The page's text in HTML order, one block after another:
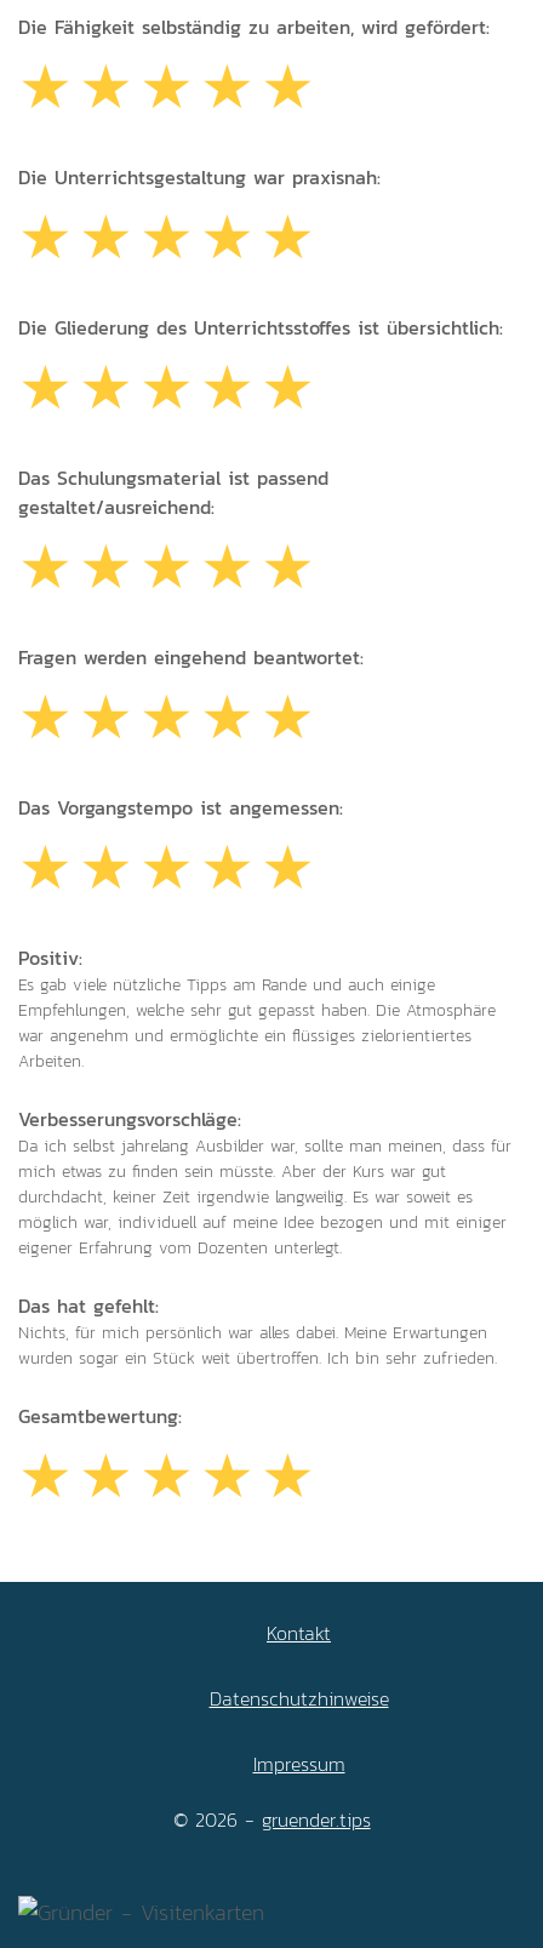
Die Fähigkeit selbständig zu arbeiten, wird gefördert:
Die Unterrichtsgestaltung war praxisnah:
Die Gliederung des Unterrichtsstoffes ist übersichtlich:
Das Schulungsmaterial ist passend
gestaltet/ausreichend:
Fragen werden eingehend beantwortet:
Das Vorgangstempo ist angemessen:
Positiv:
Es gab viele nützliche Tipps am Rande und auch einige
Empfehlungen, welche sehr gut gepasst haben. Die Atmosphäre
war angenehm und ermöglichte ein flüssiges zielorientiertes
Arbeiten.
Verbesserungsvorschläge:
Da ich selbst jahrelang Ausbilder war, sollte man meinen, dass für
mich etwas zu finden sein müsste. Aber der Kurs war gut
durchdacht, keiner Zeit irgendwie langweilig. Es war soweit es
möglich war, individuell auf meine Idee bezogen und mit einiger
eigener Erfahrung vom Dozenten unterlegt.
Das hat gefehlt:
Nichts, für mich persönlich war alles dabei. Meine Erwartungen
wurden sogar ein Stück weit übertroffen. Ich bin sehr zufrieden.
Gesamtbewertung:
Kontakt
Datenschutzhinweise
Impressum
© 2026 - gruender.tips